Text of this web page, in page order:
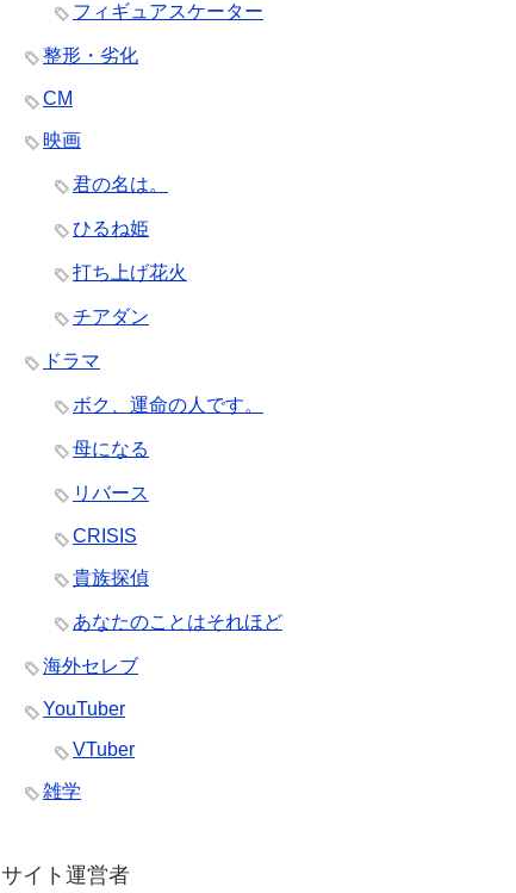
フィギュアスケーター
整形・劣化
CM
映画
君の名は。
ひるね姫
打ち上げ花火
チアダン
ドラマ
ボク、運命の人です。
母になる
リバース
CRISIS
貴族探偵
あなたのことはそれほど
海外セレブ
YouTuber
VTuber
雑学
サイト運営者